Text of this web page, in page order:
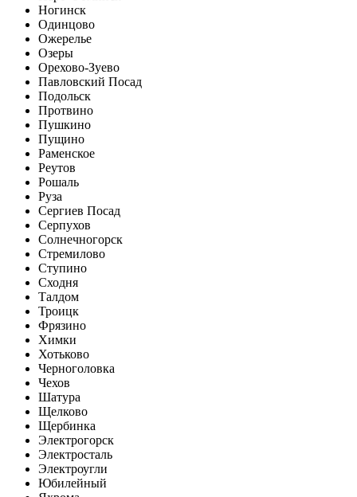
Ногинск
Одинцово
Ожерелье
Озеры
Орехово-Зуево
Павловский Посад
Подольск
Протвино
Пушкино
Пущино
Раменское
Реутов
Рошаль
Руза
Сергиев Посад
Серпухов
Солнечногорск
Стремилово
Ступино
Сходня
Талдом
Троицк
Фрязино
Химки
Хотьково
Черноголовка
Чехов
Шатура
Щелково
Щербинка
Электрогорск
Электросталь
Электроугли
Юбилейный